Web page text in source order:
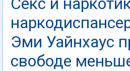
Эми Уайнхаус
свободе